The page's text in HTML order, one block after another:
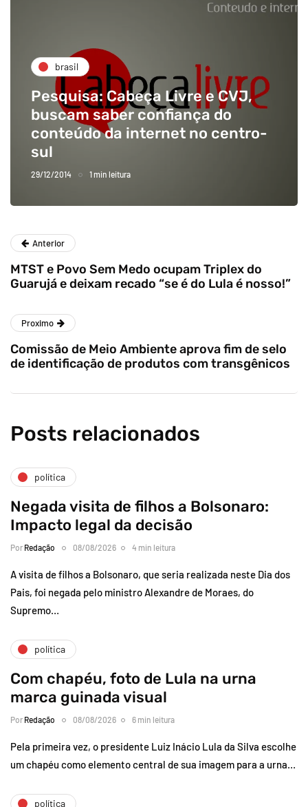
brasil
Pesquisa: Cabeça Livre e CVJ,
buscam saber confiança do
conteúdo da internet no centro-
sul
29/12/2014 1 min leitura
Anterior
MTST e Povo Sem Medo ocupam Triplex do
Guarujá e deixam recado “se é do Lula é nosso!”
Proximo
Comissão de Meio Ambiente aprova fim de selo
de identificação de produtos com transgênicos
Posts relacionados
política
Negada visita de filhos a Bolsonaro:
Impacto legal da decisão
Por Redação 08/08/2026 4 min leitura
A visita de filhos a Bolsonaro, que seria realizada neste Dia dos
Pais, foi negada pelo ministro Alexandre de Moraes, do
Supremo…
política
Com chapéu, foto de Lula na urna
marca guinada visual
Por Redação 08/08/2026 6 min leitura
Pela primeira vez, o presidente Luiz Inácio Lula da Silva escolhe
um chapéu como elemento central de sua imagem para a urna…
política